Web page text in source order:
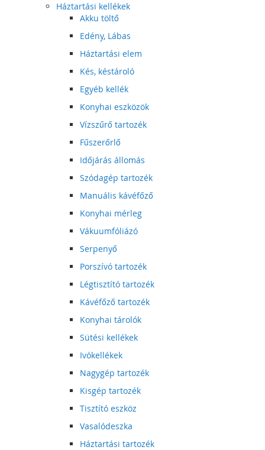
Háztartási kellékek
Akku töltő
Edény, Lábas
Háztartási elem
Kés, késtároló
Egyéb kellék
Konyhai eszközök
Vízszűrő tartozék
Fűszerőrlő
Időjárás állomás
Szódagép tartozék
Manuális kávéfőző
Konyhai mérleg
Vákuumfóliázó
Serpenyő
Porszívó tartozék
Légtisztító tartozék
Kávéfőző tartozék
Konyhai tárolók
Sütési kellékek
Ivókellékek
Nagygép tartozék
Kisgép tartozék
Tisztító eszköz
Vasalódeszka
Háztartási tartozék